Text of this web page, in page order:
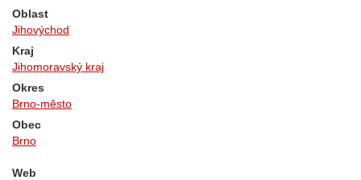
Oblast
Jihovýchod
Kraj
Jihomoravský kraj
Okres
Brno-město
Obec
Brno
Web